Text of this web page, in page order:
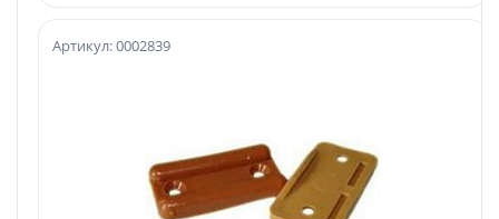
Артикул: 0002839